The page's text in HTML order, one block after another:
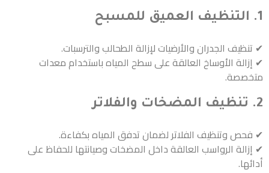
1. التنظيف العميق للمسبح
✔ تنظيف الجدران والأرضيات لإزالة الطحالب والترسبات.
✔ إزالة الأوساخ العالقة على سطح المياه باستخدام معدات
متخصصة.
2. تنظيف المضخات والفلاتر
✔ فحص وتنظيف الفلاتر لضمان تدفق المياه بكفاءة.
✔ إزالة الرواسب العالقة داخل المضخات وصيانتها للحفاظ على
أدائها.